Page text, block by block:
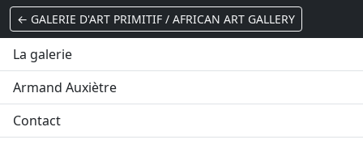
← GALERIE D'ART PRIMITIF / AFRICAN ART GALLERY
La galerie
Armand Auxiètre
Contact